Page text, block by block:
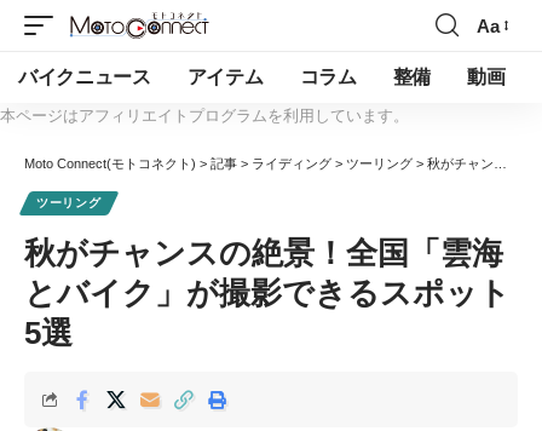
Aa
バイクニュース アイテム コラム 整備 動画
本ページはアフィリエイトプログラムを利用しています。
Moto Connect(モトコネクト) > 記事 > ライディング > ツーリング > 秋がチャンスの絶景！全国「雲海とバイク」が撮影できるスポット5選
ツーリング
秋がチャンスの絶景！全国「雲海
とバイク」が撮影できるスポット
5選